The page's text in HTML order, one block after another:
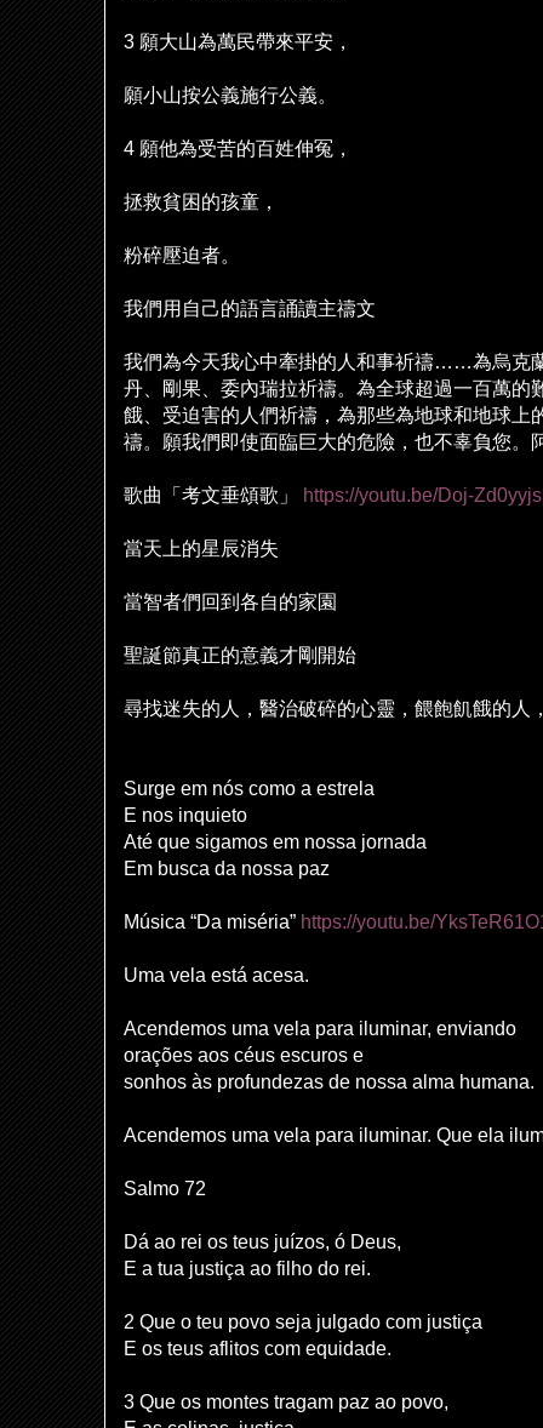
3 願大山為萬民帶來平安，
願小山按公義施行公義。
4 願他為受苦的百姓伸冤，
拯救貧困的孩童，
粉碎壓迫者。
我們用自己的語言誦讀主禱文
我們為今天我心中牽掛的人和事祈禱……為烏克
丹、剛果、委內瑞拉祈禱。為全球超過一百萬的
餓、受迫害的人們祈禱，為那些為地球和地球上
禱。願我們即使面臨巨大的危險，也不辜負您。
歌曲「考文垂頌歌」 https://youtu.be/Doj-
當天上的星辰消失
當智者們回到各自的家園
聖誕節真正的意義才剛開始
尋找迷失的人，醫治破碎的心靈，餵飽飢餓的人
Surge em nós como a estrela
E nos inquieto
Até que sigamos em nossa jornada
Em busca da nossa paz
Música “Da miséria” https://youtu.be/
Uma vela está acesa.
Acendemos uma vela para iluminar, enviando
orações aos céus escuros e
sonhos às profundezas de nossa alma humana.
Acendemos uma vela para iluminar. Que ela
Salmo 72
Dá ao rei os teus juízos, ó Deus,
E a tua justiça ao filho do rei.
2 Que o teu povo seja julgado com justiça
E os teus aflitos com equidade.
3 Que os montes tragam paz ao povo,